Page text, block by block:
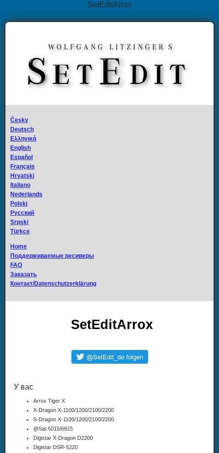
SetEditArrox
Česky
Deutsch
Ελληνικά
English
Español
Français
Hrvatski
Italiano
Nederlands
Polski
Русский
Srpski
Türkce
Home
Поддерживаемые ресиверы
FAQ
Заказать
Контакт/Datenschutzerklärung
SetEditArrox
У вас
Arrox Tiger X
X-Dragon X-1100/1200/2100/2200
S-Dragon X-1100/1200/2100/2200
@Sat 5015/6915
Digistar X-Dragon D2200
Digistar DSR-5220